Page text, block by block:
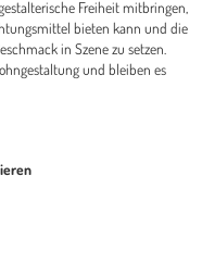
Freiheit mitbringen,
bieten kann und die
in Szene zu setzen.
und bleiben es